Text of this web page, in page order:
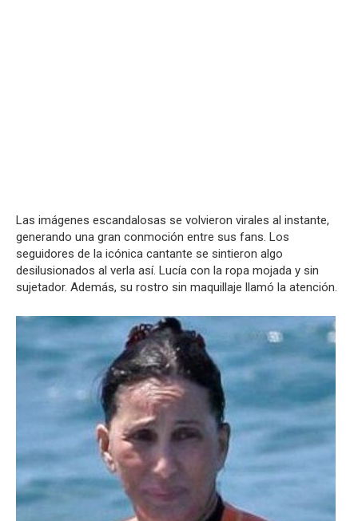
Las imágenes escandalosas se volvieron virales al instante,
generando una gran conmoción entre sus fans. Los
seguidores de la icónica cantante se sintieron algo
desilusionados al verla así. Lucía con la ropa mojada y sin
sujetador. Además, su rostro sin maquillaje llamó la atención.